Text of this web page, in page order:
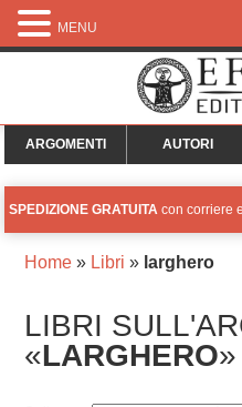
ARGOMENTI AUTORI
SPEDIZIONE GRATUITA con corriere
Home» Libri » larghero
LIBRI
«LARGHERO»
MENU